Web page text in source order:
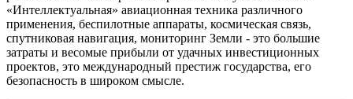
«Интеллектуальная» авиационная техника различного
применения, беспилотные аппараты, космическая связь,
спутниковая навигация, мониторинг Земли - это большие
затраты и весомые прибыли от удачных инвестиционных
проектов, это международный престиж государства, его
безопасность в широком смысле.